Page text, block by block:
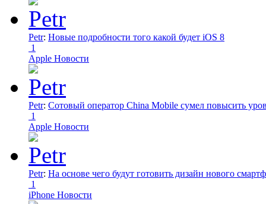
Petr: Новые подробности того какой будет iOS 8
1
Apple Новости
Petr: Сотовый оператор China Mobile сумел повысить
1
Apple Новости
Petr: На основе чего будут готовить дизайн нового
1
iPhone Новости